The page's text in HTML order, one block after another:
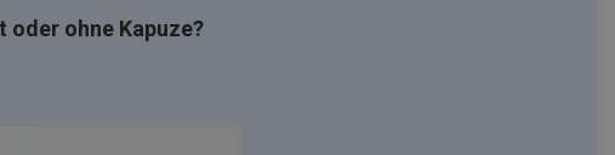
oder ohne Kapuze?